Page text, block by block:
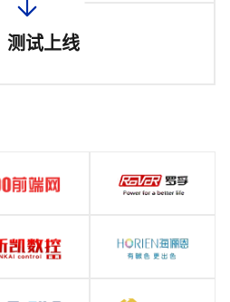
测试上线